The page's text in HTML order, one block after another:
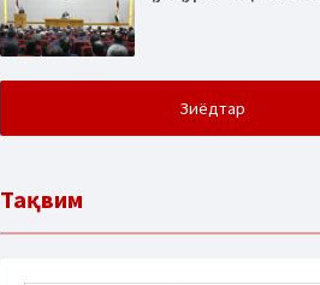
Зиёдтар
Тақвим